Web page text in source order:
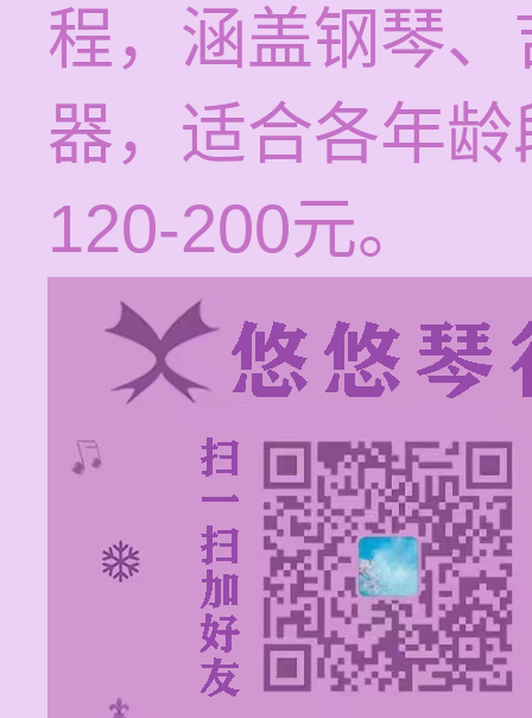
程，涵盖钢琴
器，适合各年
120-200元。